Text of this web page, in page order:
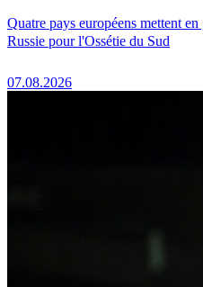
Quatre pays européens mettent
Russie pour l'Ossétie du Sud
07.08.2026